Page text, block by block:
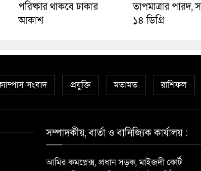
পরিষ্কার থাকবে ঢাকার
আকাশ
তাপমাত্রার পারদ,
১৪ ডিগ্রি
সংবাদ প্রযুক্তি মতামত রাশিফল
সম্পাদকীয়, বার্তা ও বানিজ্যিক কার্যালয় :
আমির কমপ্লেক্স, প্রধান সড়ক, মাইজদী কোর্ট